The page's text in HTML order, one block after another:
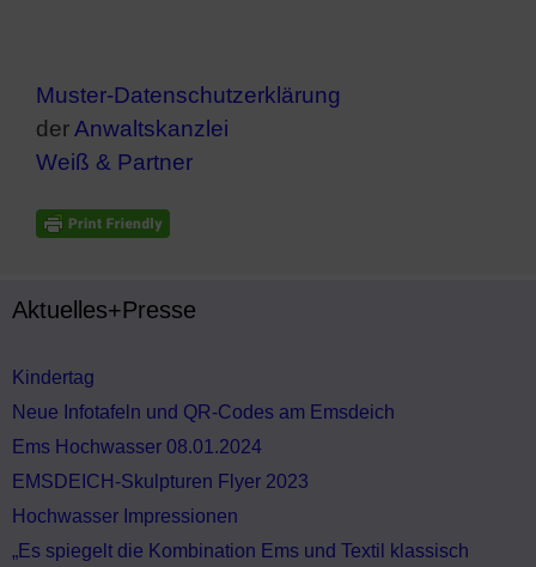
Muster-Datenschutzerklärung
derAnwaltskanzlei
Weiß & Partner
Aktuelles+Presse
Kindertag
Neue Infotafeln und QR-Codes am Emsdeich
Ems Hochwasser 08.01.2024
EMSDEICH-Skulpturen Flyer 2023
Hochwasser Impressionen
„Es spiegelt die Kombination Ems und Textil klassisch